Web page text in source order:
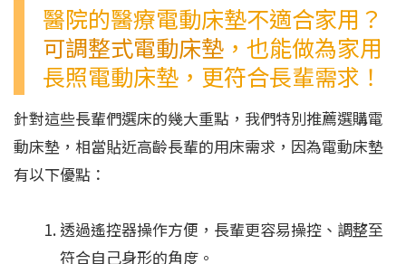
醫院的醫療電動床墊不適合家用？
可調整式電動床墊 ，也能做為家用
長照電動床墊，更符合長輩需求！
針對這些長輩們選床的幾大重點，我們特別推薦選購電
動床墊，相當貼近高齡長輩的用床需求，因為電動床墊
有以下優點：
透過遙控器操作方便，長輩更容易操控、調整至
符合自己身形的角度。